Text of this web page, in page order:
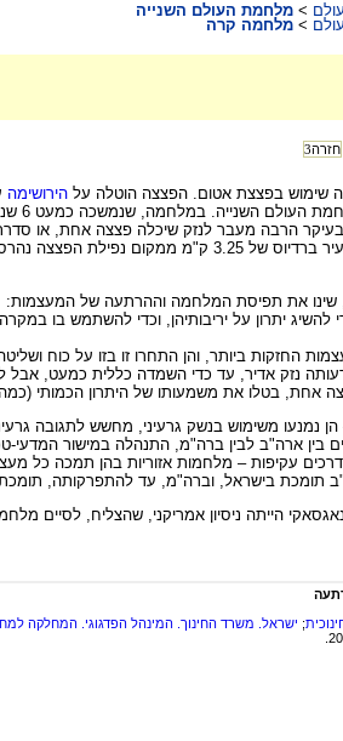
> מלחמת העולם השנייה
> מלחמה קרה
חזרה3
הירושימה
מליון קורבנות, לחמו (בעיקר) בריטניה, צרפת, ברית המועצות וארצות הברית נגד גרמניה, איטליה ויפן.
מ – 300,000 איש ל – 170,000.
שינו את תפיסת המלחמה וההרתעה של המעצמות:
יתרון על יריבותיהן, וכדי להשתמש בו
נזק אדיר, עד כדי השמדה כללית כמעט, אבל
אחת, בטלו את משמעותו של היתרון הכמותי (כמה
נמנעו משימוש בנשק גרעיני, מחשש לתגובה
הקרה", כפי שנקרא העימות בן 45 השנים בין ארה"ב לבין
עקיפות – מלחמות אזוריות בהן תמכה כל
תומכת בישראל, וברה"מ, עד להתפרקותה, תומכת
הייתה ניסיון אמריקני, שהצליח, לסיים
; ישראל. משרד החינוך. המינהל הפדגוגי. המחלקה